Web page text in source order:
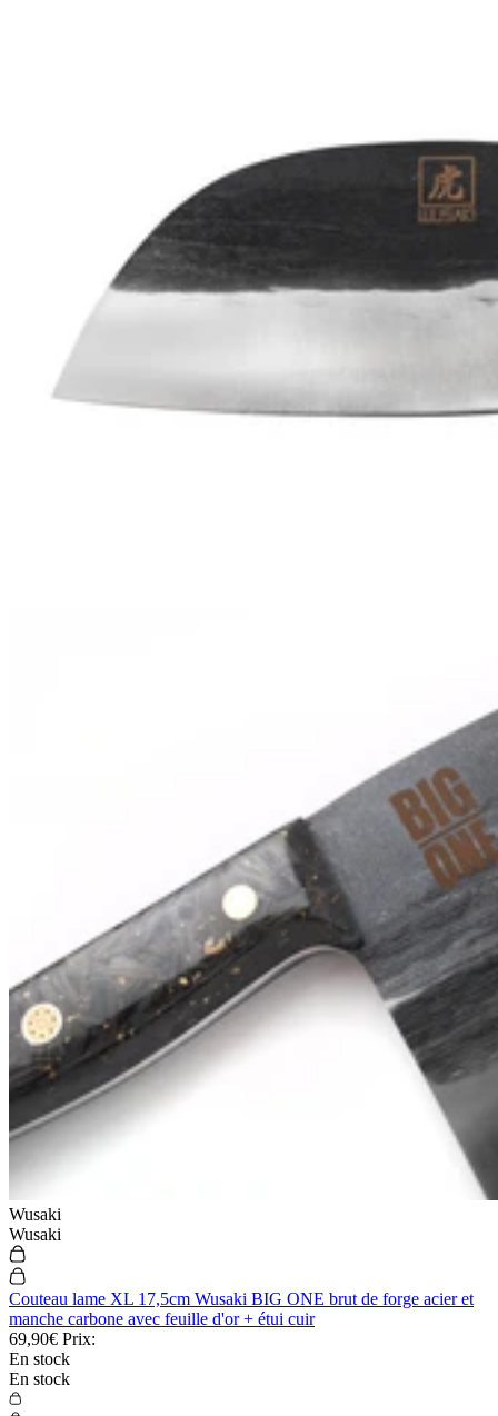
Wusaki
Wusaki
Couteau lame XL 17,5cm Wusaki BIG ONE brut de forge acier et
manche carbone avec feuille d'or + étui cuir
69,90€ Prix:
En stock
En stock